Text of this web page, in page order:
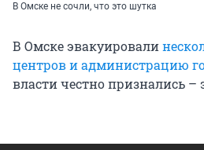
В Омске не сочли, что это шутка
В Омске эвакуировали
центров и администрацию
власти честно признались –